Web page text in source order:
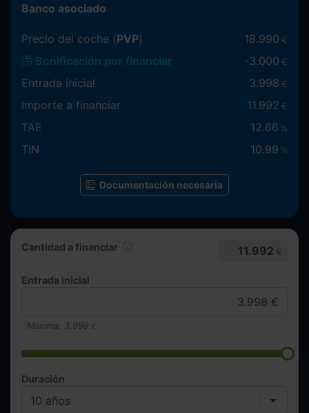
Cantidad a financiar 11.992 €
Entrada inicial
Máxima: 3.998 €
Duración
Banco asociado
Precio del coche (PVP) 18.990 €
Bonificación por financiar -3.000 €
Entrada inicial 3.998 €
Importe a financiar 11.992 €
TAE 12.66 %
TIN 10.99 %
Documentación necesaria